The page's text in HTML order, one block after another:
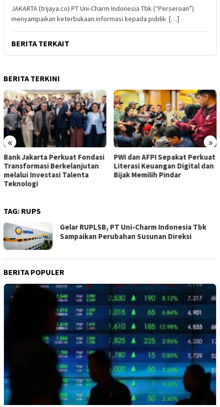
JAKARTA (trijaya.co) PT Uni-Charm Indonesia Tbk (“Perseroan”)
menyampaikan keterbukaan informasi kepada publik […]
BERITA TERKAIT
BERITA TERKINI
« »
Bank Jakarta Perkuat Fondasi
Transformasi Berkelanjutan
melalui Investasi Talenta
Teknologi
PWI dan AFPI Sepakat Perkuat
Literasi Keuangan Digital dan
Bijak Memilih Pindar
TAG: RUPS
Gelar RUPLSB, PT Uni-Charm Indonesia Tbk
Sampaikan Perubahan Susunan Direksi
BERITA POPULER